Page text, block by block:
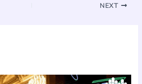
NEXT